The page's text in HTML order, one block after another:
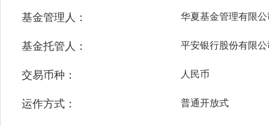
基金管理人： 华夏基金管理有限公
基金托管人： 平安银行股份有限公
交易币种： 人民币
运作方式： 普通开放式